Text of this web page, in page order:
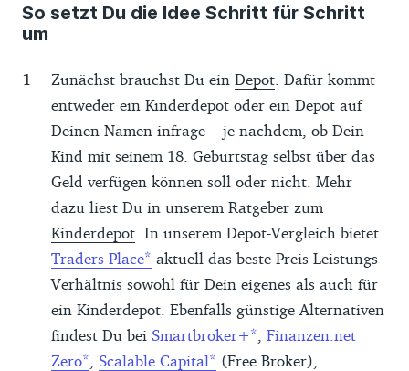
So setzt Du die Idee Schritt für Schritt
um
Zunächst brauchst Du ein Depot . Dafür kommt
entweder ein Kinderdepot oder ein Depot auf
Deinen Namen infrage – je nachdem, ob Dein
Kind mit seinem 18. Geburtstag selbst über das
Geld verfügen können soll oder nicht. Mehr
dazu liest Du in unserem Ratgeber zum
Kinderdepot . In unserem Depot-Vergleich bietet
Traders Place
aktuell das beste Preis-Leistungs-
Verhältnis sowohl für Dein eigenes als auch für
ein Kinderdepot. Ebenfalls günstige Alternativen
findest Du bei Smartbroker+
Finanzen.net
Zero
Scalable Capital
(Free Broker),